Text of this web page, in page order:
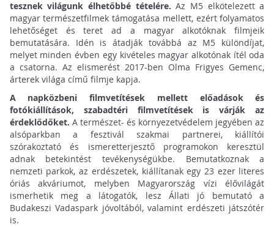
tesznek világunk élhetőbbé tételére.Az M5 elkötelezett a
magyar természetfilmek támogatása mellett, ezért folyamatos
lehetőséget és teret ad a magyar alkotóknak filmjeik
bemutatására. Idén is átadják továbbá az M5 különdíjat,
melyet minden évben egy kivételes magyar alkotónak ítél oda
a csatorna. Az elismerést 2017-ben Olma Frigyes Gemenc,
árterek világa című filmje kapja.
A napközbeni filmvetítések mellett előadások és
fotókiállítások, szabadtéri filmvetítések is várják az
érdeklődőket. A természet- és környezetvédelem jegyében az
alsóparkban a fesztivál szakmai partnerei, kiállítói
szórakoztató és ismeretterjesztő programokon keresztül
adnak betekintést tevékenységükbe. Bemutatkoznak a
nemzeti parkok, az erdészetek, kiállítanak egy 23 ezer literes
óriás akváriumot, melyben Magyarország vízi élővilágát
ismerhetik meg a látogatók, lesz Állati jó bemutató a
Budakeszi Vadaspark jóvoltából, valamint erdészeti játszótér
is.